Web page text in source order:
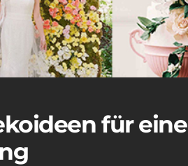
für eine